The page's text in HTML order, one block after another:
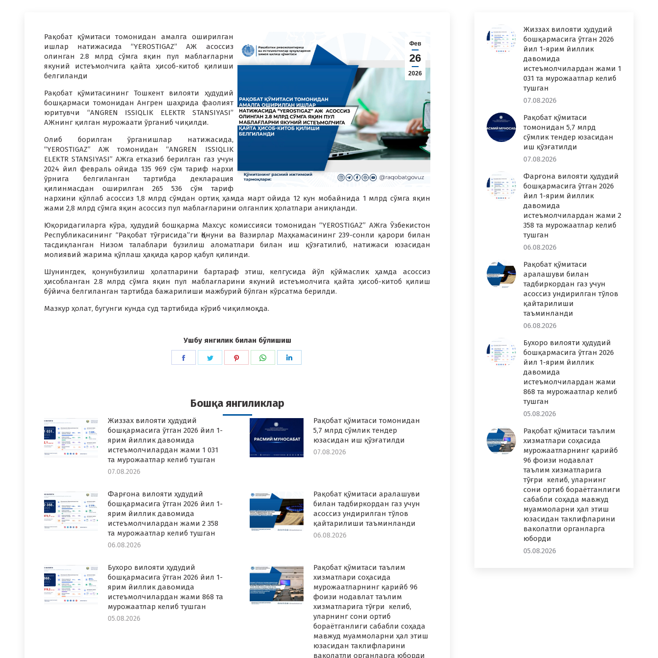
Фев
26
2026
Рақобат қўмитаси томонидан амалга оширилган
ишлар натижасида “YEROSTIGAZ” АЖ асоссиз
олинган 2.8 млрд сўмга яқин пул маблағларни
якуний истеъмолчига қайта ҳисоб-китоб қилиши
белгиланди
Рақобат қўмитасининг Тошкент вилояти ҳудудий
бошқармаси томонидан Ангрен шаҳрида фаолият
юритувчи “ANGREN ISSIQLIK ELEKTR STANSIYASI”
АЖнинг қилган мурожаати ўрганиб чиқилди.
Олиб борилган ўрганишлар натижасида,
“YEROSTIGAZ” АЖ томонидан “ANGREN ISSIQLIK
ELEKTR STANSIYASI” АЖга етказиб берилган газ учун
2024 йил февраль ойида 135 969 сўм тариф нархи
ўрнига белгиланган тартибда декларация
қилинмасдан оширилган 265 536 сўм тариф
нархини қўллаб асоссиз 1,8 млрд сўмдан ортиқ ҳамда март ойида 12 кун мобайнида 1 млрд сўмга яқин
жами 2,8 млрд сўмга яқин асоссиз пул маблағларини олганлик ҳолатлари аниқланди.
Юқоридагиларга кўра, ҳудудий бошқарма Махсус комиссияси томонидан “YEROSTIGAZ” АЖга Ўзбекистон
Республикасининг “Рақобат тўғрисида”ги Қонуни ва Вазирлар Маҳкамасининг 239-сонли қарори билан
тасдиқланган Низом талаблари бузилиш аломатлари билан иш қўзғатилиб, натижаси юзасидан
молиявий жарима қўллаш ҳақида қарор қабул қилинди.
Шунингдек, қонунбузилиш ҳолатларини бартараф этиш, келгусида йўл қўймаслик ҳамда асоссиз
ҳисобланган 2.8 млрд сўмга яқин пул маблағларини якуний истеъмолчига қайта ҳисоб-китоб қилиш
бўйича белгиланган тартибда бажарилиши мажбурий бўлган кўрсатма берилди.
Мазкур ҳолат, бугунги кунда суд тартибида кўриб чиқилмоқда.
Ушбу янгилик билан бўлишиш
Share
Share
Share
Share
Бошқа янгиликлар
Жиззах вилояти ҳудудий
бошқармасига ўтган 2026 йил 1-
ярим йиллик давомида
истеъмолчилардан жами 1 031
та мурожаатлар келиб тушган
07.08.2026
Рақобат қўмитаси томонидан
5,7 млрд сўмлик тендер
юзасидан иш қўзғатилди
07.08.2026
Фарғона вилояти ҳудудий
бошқармасига ўтган 2026 йил 1-
ярим йиллик давомида
истеъмолчилардан жами 2 358
та мурожаатлар келиб тушган
06.08.2026
Рақобат қўмитаси аралашуви
билан тадбиркордан газ учун
асоссиз ундирилган тўлов
қайтарилиши таъминланди
06.08.2026
Бухоро вилояти ҳудудий
бошқармасига ўтган 2026 йил 1-
ярим йиллик давомида
истеъмолчилардан жами 868 та
мурожаатлар келиб тушган
05.08.2026
Рақобат қўмитаси таълим
хизматлари соҳасида
мурожаатларнинг қарийб 96
фоизи нодавлат таълим
хизматларига тўғри келиб,
уларнинг сони ортиб
бораётганлиги сабабли соҳада
мавжуд муаммоларни ҳал этиш
юзасидан таклифларини
ваколатли органларга юборди
Жиззах вилояти ҳудудий
бошқармасига ўтган 2026
йил 1-ярим йиллик
давомида
истеъмолчилардан жами 1
031 та мурожаатлар келиб
тушган
07.08.2026
Рақобат қўмитаси
томонидан 5,7 млрд
сўмлик тендер юзасидан
иш қўзғатилди
07.08.2026
Фарғона вилояти ҳудудий
бошқармасига ўтган 2026
йил 1-ярим йиллик
давомида
истеъмолчилардан жами 2
358 та мурожаатлар келиб
тушган
06.08.2026
Рақобат қўмитаси
аралашуви билан
тадбиркордан газ учун
асоссиз ундирилган тўлов
қайтарилиши
таъминланди
06.08.2026
Бухоро вилояти ҳудудий
бошқармасига ўтган 2026
йил 1-ярим йиллик
давомида
истеъмолчилардан жами
868 та мурожаатлар келиб
тушган
05.08.2026
Рақобат қўмитаси таълим
хизматлари соҳасида
мурожаатларнинг қарийб
96 фоизи нодавлат
таълим хизматларига
тўғри келиб, уларнинг
сони ортиб бораётганлиги
сабабли соҳада мавжуд
муаммоларни ҳал этиш
юзасидан таклифларини
ваколатли органларга
юборди
05.08.2026